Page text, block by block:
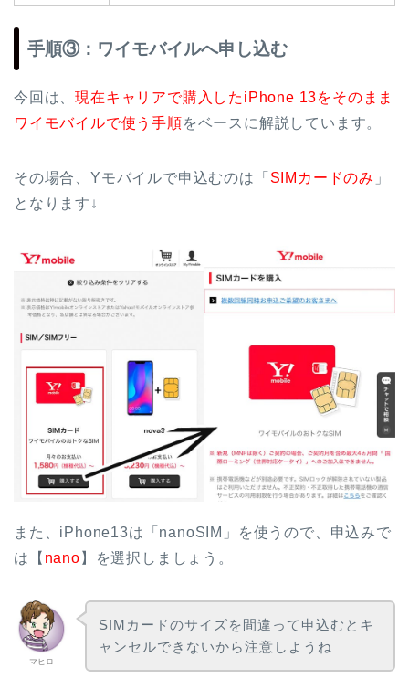
手順③：ワイモバイルへ申し込む
今回は、現在キャリアで購入したiPhone 13をそのまま
ワイモバイルで使う手順をベースに解説しています。
その場合、Yモバイルで申込むのは「 SIMカードのみ 」
となります↓
また、iPhone13は「nanoSIM」を使うので、申込みで
は【 nano 】を選択しましょう。
マヒロ
SIMカードのサイズを間違って申込むとキ
ャンセルできないから注意しようね